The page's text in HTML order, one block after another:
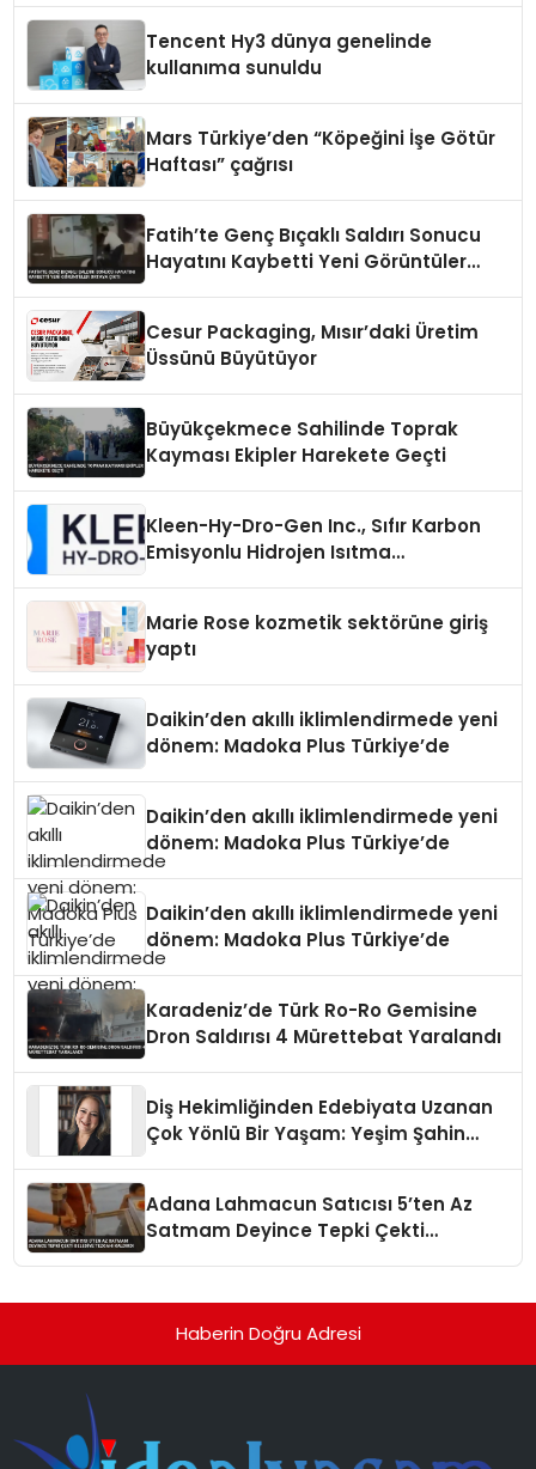
Tencent Hy3 dünya genelinde
kullanıma sunuldu
Mars Türkiye’den “Köpeğini İşe Götür
Haftası” çağrısı
Fatih’te Genç Bıçaklı Saldırı Sonucu
Hayatını Kaybetti Yeni Görüntüler
Cesur Packaging, Mısır’daki Üretim
Üssünü Büyütüyor
Büyükçekmece Sahilinde Toprak
Kayması Ekipler Harekete Geçti
Kleen-Hy-Dro-Gen Inc., Sıfır Karbon
Emisyonlu Hidrojen Isıtma
Marie Rose kozmetik sektörüne giriş
yaptı
Daikin’den akıllı iklimlendirmede yeni
dönem: Madoka Plus Türkiye’de
Daikin’den akıllı iklimlendirmede yeni
dönem: Madoka Plus Türkiye’de
Daikin’den akıllı iklimlendirmede yeni
dönem: Madoka Plus Türkiye’de
Karadeniz’de Türk Ro-Ro Gemisine
Dron Saldırısı 4 Mürettebat Yaralandı
Diş Hekimliğinden Edebiyata Uzanan
Çok Yönlü Bir Yaşam: Yeşim Şahin
Adana Lahmacun Satıcısı 5’ten Az
Satmam Deyince Tepki Çekti
Haberin Doğru Adresi